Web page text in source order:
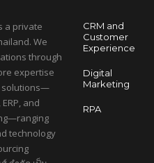
a private
We
through
expertise
solutions—
and
technology
CRM and
Customer
Experience
Digital
Marketing
RPA